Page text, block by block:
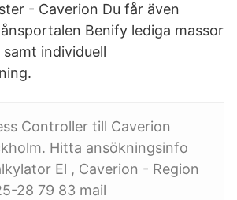
- Caverion Du får även
Benify lediga massor
individuell
Controller till Caverion
Hitta ansökningsinfo
El , Caverion - Region
28 79 83 mail